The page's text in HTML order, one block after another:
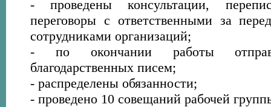
- проведены консультации,
переговоры с ответственными за
сотрудниками организаций;
- по окончании работы
благодарственных писем;
- распределены обязанности;
- проведено 10 совещаний рабочей